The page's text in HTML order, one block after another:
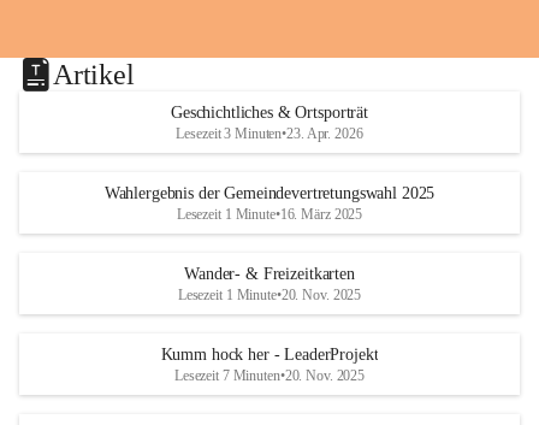
Artikel
Geschichtliches & Ortsporträt
Lesezeit 3 Minuten•23. Apr. 2026
Wahlergebnis der Gemeindevertretungswahl 2025
Lesezeit 1 Minute•16. März 2025
Wander- & Freizeitkarten
Lesezeit 1 Minute•20. Nov. 2025
Kumm hock her - LeaderProjekt
Lesezeit 7 Minuten•20. Nov. 2025